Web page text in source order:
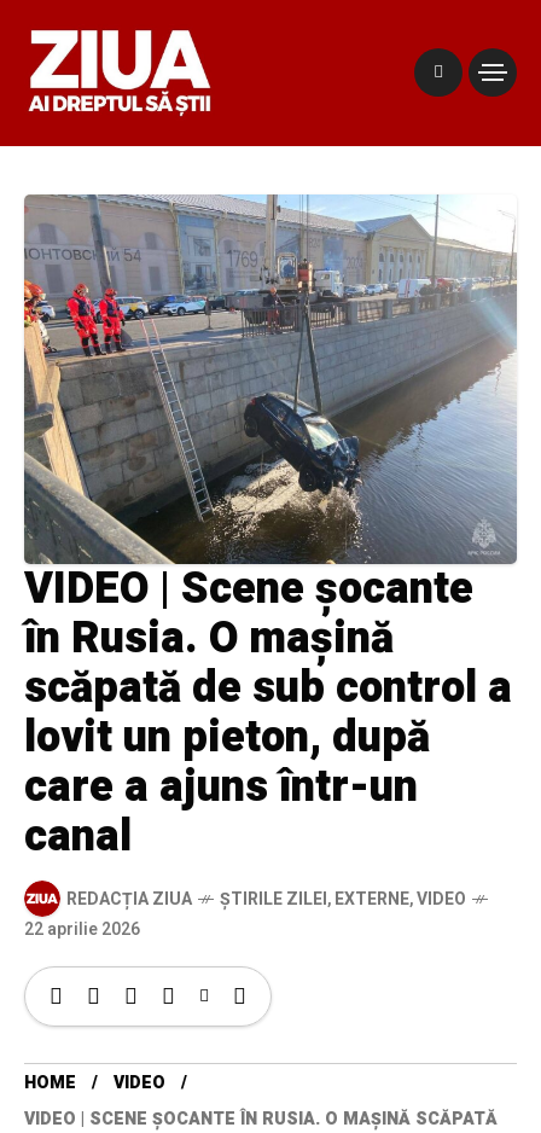
VIDEO | Scene șocante
în Rusia. O mașină
scăpată de sub control a
lovit un pieton, după
care a ajuns într-un
canal
REDACȚIA ZIUA ȘTIRILE ZILEI,EXTERNE,VIDEO
22 aprilie 2026
HOME
VIDEO
VIDEO | SCENE ȘOCANTE ÎN RUSIA. O MAȘINĂ SCĂPATĂ